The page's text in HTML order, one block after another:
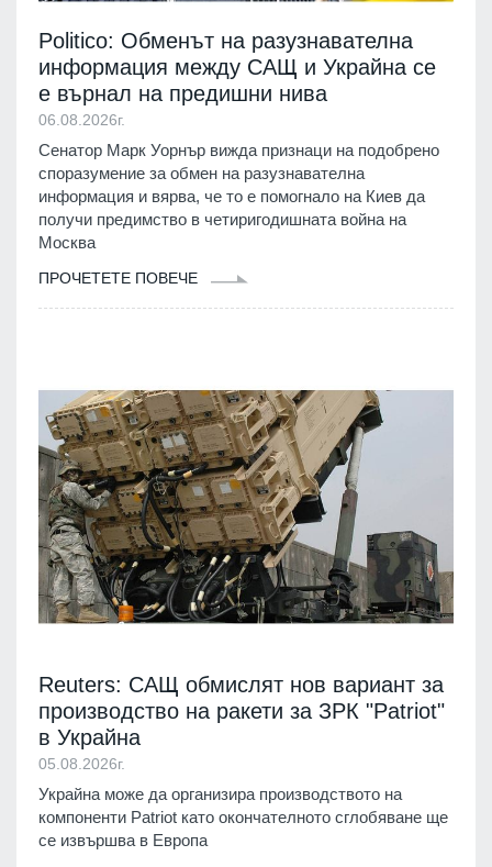
Politico: Обменът на разузнавателна
информация между САЩ и Украйна се
е върнал на предишни нива
06.08.2026г.
Сенатор Марк Уорнър вижда признаци на подобрено
споразумение за обмен на разузнавателна
информация и вярва, че то е помогнало на Киев да
получи предимство в четиригодишната война на
Москва
ПРОЧЕТЕТЕ ПОВЕЧЕ
Reuters: САЩ обмислят нов вариант за
производство на ракети за ЗРК "Patriot"
в Украйна
05.08.2026г.
Украйна може да организира производството на
компоненти Patriot като окончателното сглобяване ще
се извършва в Европа